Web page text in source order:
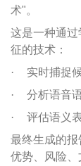
术"。
这是一种通
征的技术：
·
实时捕捉
·
分析语音
·
评估语义
最终生成的
优势、风险、